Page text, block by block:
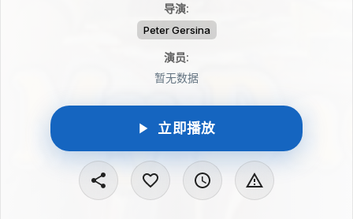
会接纳彼此。
导演:
Peter Gersina
演员:
暂无数据
立即播放